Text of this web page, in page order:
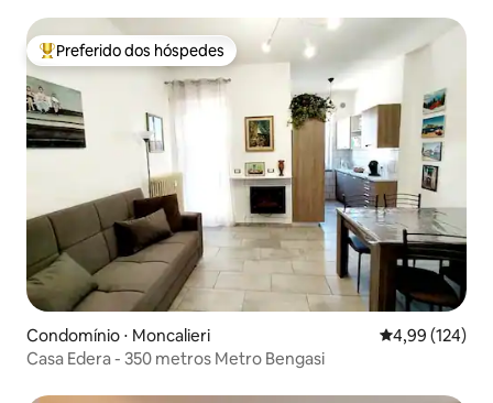
Entre os melhores preferidos dos hóspedes
Preferido dos hóspedes
Condomínio ⋅ Moncalieri 4,99 de uma
4,99 (124)
Casa Edera - 350 metros Metro Bengasi